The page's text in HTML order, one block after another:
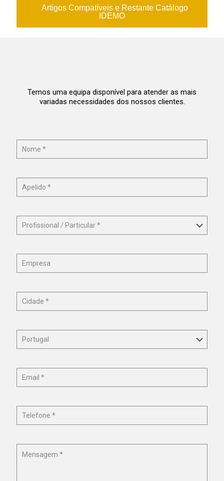
Artigos Compatíveis e Restante Catálogo
IDEMO
Temos uma equipa disponível para atender as mais
variadas necessidades dos nossos clientes.